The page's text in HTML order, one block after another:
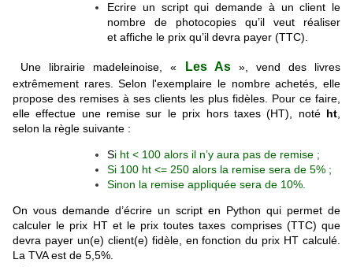
Ecrire un script qui demande à un client le
nombre de photocopies qu’il veut réaliser
et affiche le prix qu’il devra payer (TTC).
Une librairie madeleinoise, « Les As», vend des livres
extrêmement rares. Selon l'exemplaire le nombre achetés, elle
propose des remises à ses clients les plus fidèles. Pour ce faire,
elle effectue une remise sur le prix hors taxes (HT), noté ht
selon la règle suivante :
Si ht < 100 alors il n’y aura pas de remise ;
Si 100 ht <= 250 alors la remise sera de 5% ;
Sinon la remise appliquée sera de 10%.
On vous demande d’écrire un script en Python qui permet de
calculer le prix HT et le prix toutes taxes comprises (TTC) que
devra payer un(e) client(e) fidèle, en fonction du prix HT calculé.
La TVA est de 5,5%.